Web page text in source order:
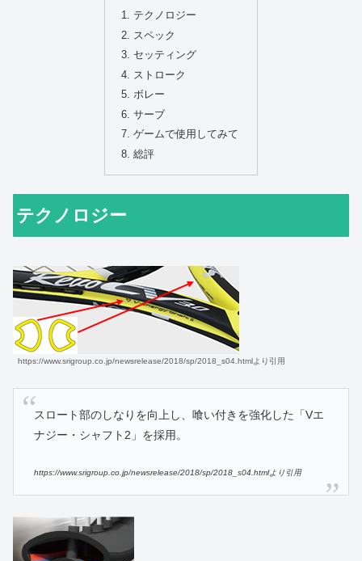
テクノロジー
スペック
セッティング
ストローク
ボレー
サーブ
ゲームで使用してみて
総評
テクノロジー
https://www.srigroup.co.jp/newsrelease/2018/sp/2018_s04.htmlより引用
スロート部のしなりを向上し、喰い付きを強化した「Vエ
ナジー・シャフト2」を採用。
https://www.srigroup.co.jp/newsrelease/2018/sp/2018_s04.htmlより引用